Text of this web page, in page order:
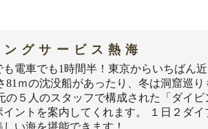
グサービス熱海
も電車でも1時間半！東京からいちばん
81ｍの沈没船があったり、冬は洞窟巡
の５人のスタッフで構成された「ダイ
ントを案内してくれます。 １日２ダイ
い海を堪能できます！